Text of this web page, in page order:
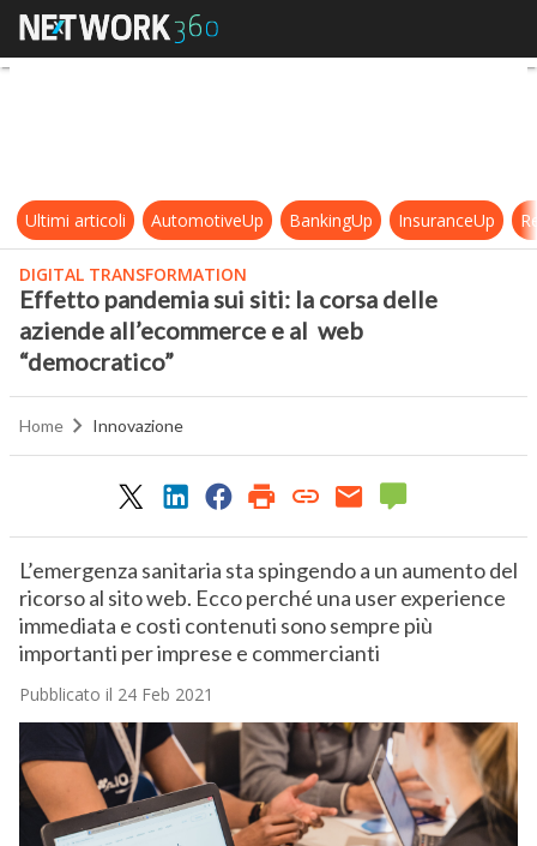
Effetto pandemia sui siti: la corsa
Ultimi articoli AutomotiveUp BankingUp InsuranceUp
DIGITAL TRANSFORMATION
Effetto pandemia sui siti: la corsa delle
aziende all’ecommerce e al web
“democratico”
Home Innovazione
L’emergenza sanitaria sta spingendo a un aumento del
ricorso al sito web. Ecco perché una user experience
immediata e costi contenuti sono sempre più
importanti per imprese e commercianti
Pubblicato il 24 Feb 2021